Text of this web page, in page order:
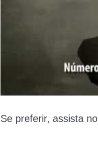
Se preferir, assista no